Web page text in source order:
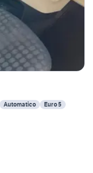
Automatico Euro 5